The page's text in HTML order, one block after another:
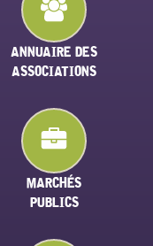
ANNUAIRE DES
ASSOCIATIONS
MARCHÉS
PUBLICS